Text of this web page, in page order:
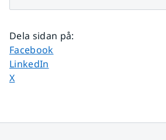
Dela sidan på:
Dela sidan på
Facebook
Dela sidan på
LinkedIn
Dela sidan på
X